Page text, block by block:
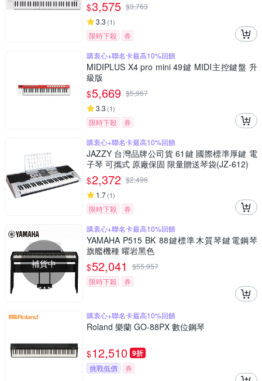
$3,575 $3,763
3.3 (1)
限時下殺
券
購衷心+聯名卡最高10%回饋
MIDIPLUS X4 pro mini 49鍵 MIDI主控鍵盤 升
級版
$5,669 $5,967
3.3 (1)
限時下殺
券
購衷心+聯名卡最高10%回饋
JAZZY 台灣品牌公司貨 61鍵 國際標準厚鍵 電
子琴 可攜式 原廠保固 限量贈送琴袋(JZ-612)
$2,372 $2,496
1.7(1)
限時下殺 券
補貨中
購衷心+聯名卡最高10%回饋
YAMAHA P515 BK 88鍵標準木質琴鍵電鋼琴
旗艦機種 曜岩黑色
$52,041 $55,957
限時下殺
券
購衷心+聯名卡最高10%回饋
Roland 樂蘭 GO-88PX 數位鋼琴
$12,510 9折
挑戰低價 券